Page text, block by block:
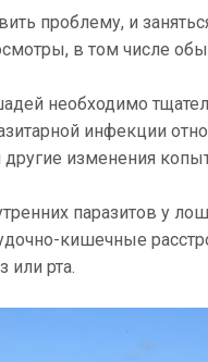
проблему, и
в том числе
необходимо
инфекции
другие изменения
паразитов у
кишечные
или рта.